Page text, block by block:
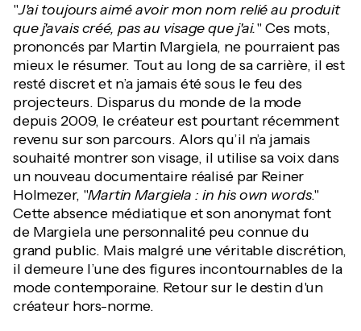
"J'ai toujours aimé avoir mon nom relié au produit
que j'avais créé, pas au visage que j'ai." Ces mots,
prononcés par Martin Margiela, ne pourraient pas
mieux le résumer. Tout au long de sa carrière, il est
resté discret et n’a jamais été sous le feu des
projecteurs. Disparus du monde de la mode
depuis 2009, le créateur est pourtant récemment
revenu sur son parcours. Alors qu’il n’a jamais
souhaité montrer son visage, il utilise sa voix dans
un nouveau documentaire réalisé par Reiner
Holmezer, "Martin Margiela : in his own words."
Cette absence médiatique et son anonymat font
de Margiela une personnalité peu connue du
grand public. Mais malgré une véritable discrétion,
il demeure l’une des figures incontournables de la
mode contemporaine. Retour sur le destin d'un
créateur hors-norme.